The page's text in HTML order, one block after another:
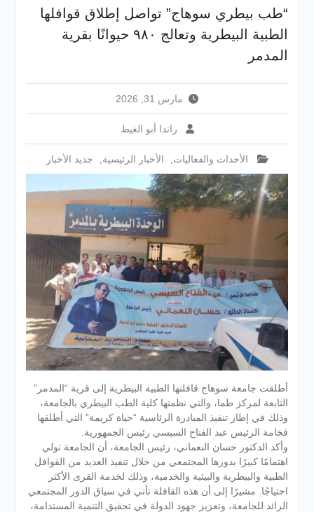
جامعة سوهاج تفتح أبوابها
لطلاب الثانوية العامة فى أولى
أيام المرحلة الأولى للتنسيق
“طب بيطري سوهاج” تواصل إطلاق قوافلها
الطبية البيطرية وتعالج ٩٨٠ حيوانًا بقرية
المدمر
مارس 31, 2026
راندا أبو الغيط
الأحداث والفعاليات الأخبار الرئيسية جديد الأخبار
أطلقت جامعة سوهاج قافلتها الطبية البيطرية إلى قرية “المدمر”
التابعة لمركز طما، والتي نظمتها كلية الطب البيطري بالجامعة،
وذلك في إطار تنفيذ المبادرة الرئاسية “حياة كريمة” التي أطلقها
فخامة الرئيس عبد الفتاح السيسي رئيس الجمهورية.
وأكد الدكتور حسان النعماني، رئيس الجامعة، أن الجامعة تولي
اهتمامًا كبيرًا بدورها المجتمعي من خلال تنفيذ العديد من القوافل
الطبية والبيطرية والبيئية والخدمية، وذلك لخدمة القرى الأكثر
احتياجًا. مشيرًا إلى أن هذه القافلة تأتي في سياق الدور المجتمعي
الرائد للجامعة، وتعزيز جهود الدولة في تحقيق التنمية المستدامة،